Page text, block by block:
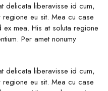
delicata liberavisse id cum,
eu sit. Mea cu case
mea. His at soluta regione
Per amet nonumy
delicata liberavisse id cum,
eu sit. Mea cu case